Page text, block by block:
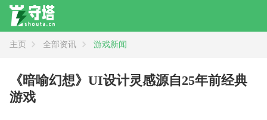
全部 新闻 攻略 评测
主页 全部资讯 游戏新闻
《暗喻幻想》UI设计灵感源自25年前经典
游戏